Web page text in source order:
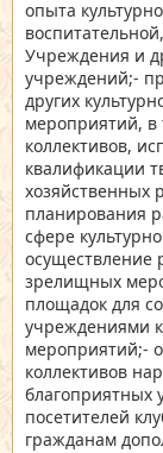
опыта
Учреждения и
учреждений;-
других
мероприятий, в
коллективов,
квалификации
хозяйственных
планирования
сфере
осуществление
зрелищных
площадок для
учреждениями
мероприятий;-
коллективов
благоприятных
посетителей
гражданам